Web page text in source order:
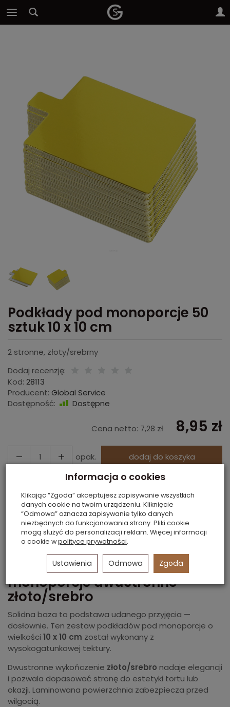
Podkłady pod monoporcje 50
sztuk 10 x 10 cm
2 stronne, złoty/srebrny
Dodaj recenzję:
Kod: 28113
Producent: Global Service
Dostępność:
Dostępne
Cena netto: 7,28 zł 8,95 zł
opak. dodaj do koszyka
KOLOR:
SREBRNY, ZŁOTY
OPAKOWANIE:
50 SZTUK
ROZMIAR:
Ø 10 CM
Podkłady tekturowe pod
monoporcje dwustronne
złoto/srebro
Solidna baza to podstawa udanego przyjęcia —
dosłownie. Ten zestaw podkładów pod monoporcje o
wielkości 10 x 10 cm został wykonany z
wysokogatunkowej tektury.
Dwustronne wykończenie złoto/srebro nadaje elegancji
i pozwala dopasować stronę do estetyki tortu lub
okazji. Laminowana powierzchnia zabezpiecza przed
wilgocią.
Informacja o cookies
Klikając “Zgoda” akceptujesz zapisywanie wszystkich
danych cookie na twoim urządzeniu. Kliknięcie
“Odmowa” oznacza zapisywanie tylko danych
niezbędnych do funkcjonowania strony. Pliki cookie
mogą służyć do personalizacji reklam. Więcej informacji
o cookie wpolityce prywatności.
Ustawienia Odmowa Zgoda